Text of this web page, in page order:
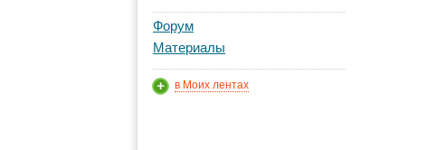
Форум
Материалы
в Моих лентах